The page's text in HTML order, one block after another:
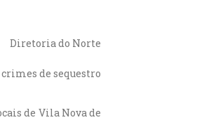
Diretoria do Norte
de sequestro
de Vila Nova de